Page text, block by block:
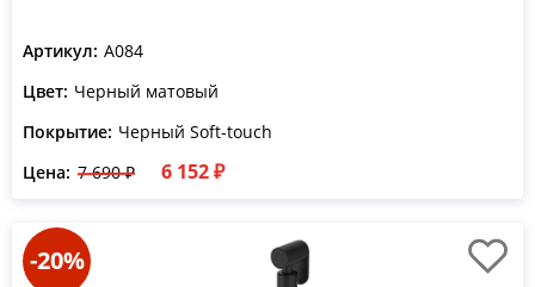
Артикул: A084
Цвет: Черный матовый
Покрытие: Черный Soft-touch
Цена: 7 690 ₽ 6 152 ₽
-20%